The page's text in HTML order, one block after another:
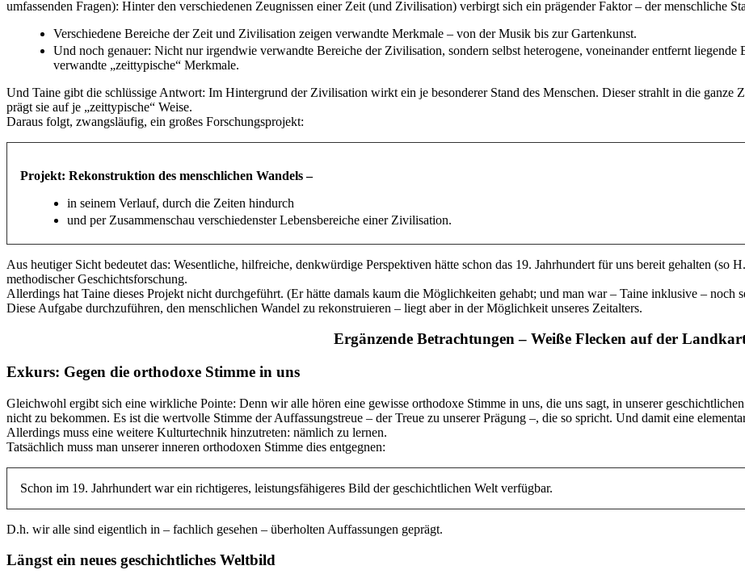
umfassenden Fragen): Hinter den verschiedenen Zeugnissen einer Zeit (und Zivilisation) verbirgt sich ein prägender Faktor – der menschliche
Verschiedene Bereiche der Zeit und Zivilisation zeigen verwandte Merkmale – von der Musik bis zur Gartenkunst.
Und noch genauer: Nicht nur irgendwie verwandte Bereiche der Zivilisation, sondern selbst heterogene, voneinander entfernt liegende
verwandte „zeittypische“ Merkmale.
Und Taine gibt die schlüssige Antwort: Im Hintergrund der Zivilisation wirkt ein je besonderer Stand des Menschen. Dieser strahlt in die ganze
prägt sie auf je „zeittypische“ Weise.
Daraus folgt, zwangsläufig, ein großes Forschungsprojekt:
Projekt: Rekonstruktion des menschlichen Wandels –
in seinem Verlauf, durch die Zeiten hindurch
und per Zusammenschau verschiedenster Lebensbereiche einer Zivilisation.
Aus heutiger Sicht bedeutet das: Wesentliche, hilfreiche, denkwürdige Perspektiven hätte schon das 19. Jahrhundert für uns bereit gehalten (so
methodischer Geschichtsforschung.
Allerdings hat Taine dieses Projekt nicht durchgeführt. (Er hätte damals kaum die Möglichkeiten gehabt; und man war – Taine inklusive – noch
Diese Aufgabe durchzuführen, den menschlichen Wandel zu rekonstruieren – liegt aber in der Möglichkeit unseres Zeitalters.
Ergänzende Betrachtungen – Weiße Flecken auf der
Exkurs: Gegen die orthodoxe Stimme in uns
Gleichwohl ergibt sich eine wirkliche Pointe: Denn wir alle hören eine gewisse orthodoxe Stimme in uns, die uns sagt, in unserer
nicht zu bekommen. Es ist die wertvolle Stimme der Auffassungstreue – der Treue zu unserer Prägung –, die so spricht. Und damit eine
Allerdings muss eine weitere Kulturtechnik hinzutreten: nämlich zu lernen.
Tatsächlich muss man unserer inneren orthodoxen Stimme dies entgegnen:
Schon im 19. Jahrhundert war ein richtigeres, leistungsfähigeres Bild der geschichtlichen Welt verfügbar.
D.h. wir alle sind eigentlich in – fachlich gesehen – überholten Auffassungen geprägt.
Längst ein neues geschichtliches Weltbild